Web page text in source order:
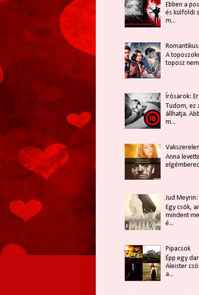
Ebben a
és külföldi
m...
A
toposz
Írósarok:
Tudom, ez
állhatja.
m...
Anna
Jud
Egy csók,
mindent
é...
Pipacsok
Épp egy
Aleister
a...